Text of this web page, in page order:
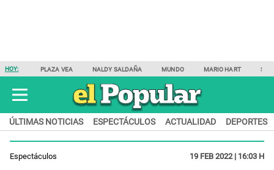
HOY: PLAZA VEA NALDY SALDAÑA MUNDO MARIO HART
ÚLTIMAS NOTICIAS ESPECTÁCULOS ACTUALIDAD DEPORTES
Espectáculos 19 FEB 2022 | 16:03 H